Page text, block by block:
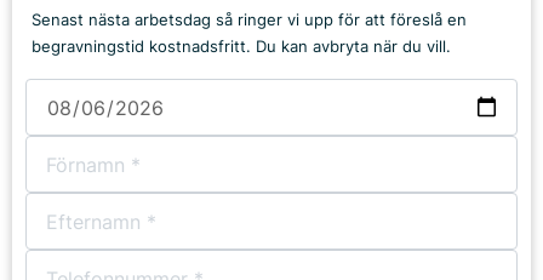
Senast nästa arbetsdag så ringer vi upp för att föreslå en
begravningstid kostnadsfritt. Du kan avbryta när du vill.